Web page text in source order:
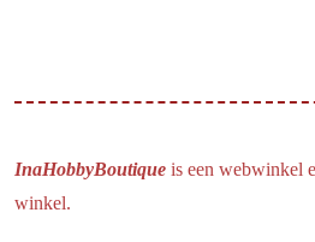
InaHobbyBoutique is een webwinkel
winkel.